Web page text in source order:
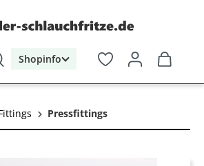
Shopinfo
Pressfittings